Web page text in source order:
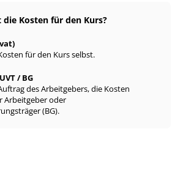
Kosten für den Kurs?
für den Kurs selbst.
/ BG
des Arbeitgebers, die Kosten
Arbeitgeber oder
(BG).